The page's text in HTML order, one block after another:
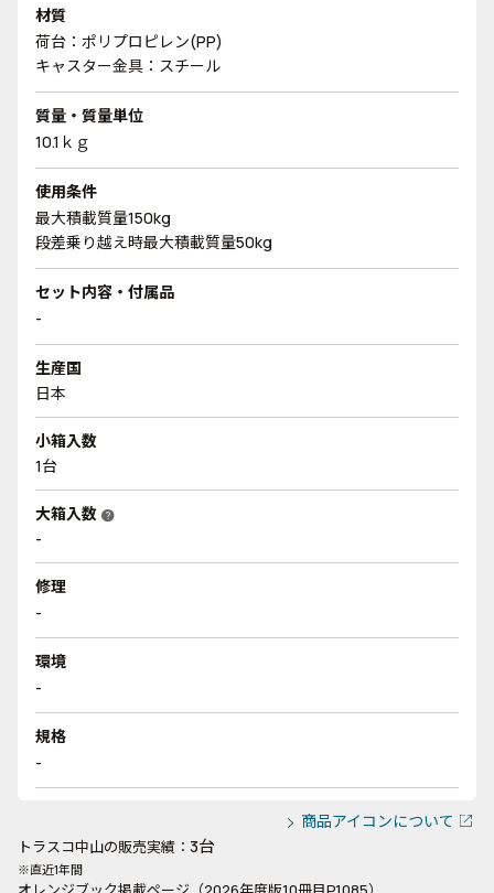
材質
荷台：ポリプロピレン(PP)
キャスター金具：スチール
質量・質量単位
10.1ｋｇ
使用条件
最大積載質量150kg
段差乗り越え時最大積載質量50kg
セット内容・付属品
-
生産国
日本
小箱入数
1台
大箱入数 help
-
修理
-
環境
-
規格
-
商品アイコンについて
トラスコ中山の販売実績： 3台
※直近1年間